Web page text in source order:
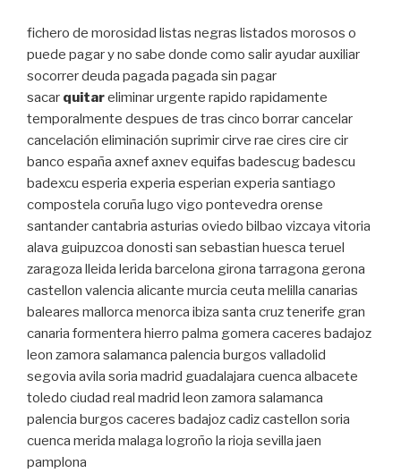
fichero de morosidad listas negras listados morosos o
puede pagar y no sabe donde como salir ayudar auxiliar
socorrer deuda pagada pagada sin pagar
sacar quitareliminar urgente rapido rapidamente
temporalmente despues de tras cinco borrar cancelar
cancelación eliminación suprimir cirve rae cires cire cir
banco españa axnef axnev equifas badescug badescu
badexcu esperia experia esperian experia santiago
compostela coruña lugo vigo pontevedra orense
santander cantabria asturias oviedo bilbao vizcaya vitoria
alava guipuzcoa donosti san sebastian huesca teruel
zaragoza lleida lerida barcelona girona tarragona gerona
castellon valencia alicante murcia ceuta melilla canarias
baleares mallorca menorca ibiza santa cruz tenerife gran
canaria formentera hierro palma gomera caceres badajoz
leon zamora salamanca palencia burgos valladolid
segovia avila soria madrid guadalajara cuenca albacete
toledo ciudad real madrid leon zamora salamanca
palencia burgos caceres badajoz cadiz castellon soria
cuenca merida malaga logroño la rioja sevilla jaen
pamplona